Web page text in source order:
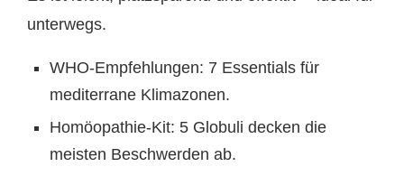
unterwegs.
WHO-Empfehlungen: 7 Essentials für
mediterrane Klimazonen.
Homöopathie-Kit: 5 Globuli decken die
meisten Beschwerden ab.